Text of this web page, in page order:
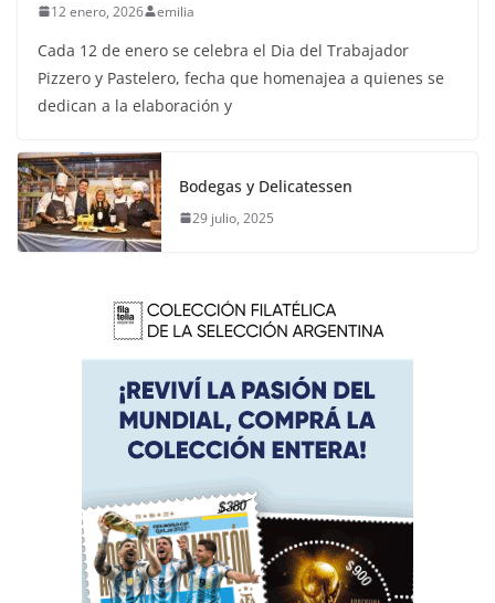
12 enero, 2026 emilia
Cada 12 de enero se celebra el Dia del Trabajador
Pizzero y Pastelero, fecha que homenajea a quienes se
dedican a la elaboración y
Bodegas y Delicatessen
29 julio, 2025